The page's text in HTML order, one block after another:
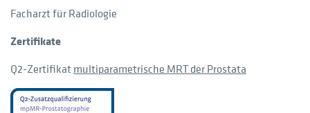
Facharzt für Radiologie
Zertifikate
Q2-Zertifikatmultiparametrische MRT der Prostata